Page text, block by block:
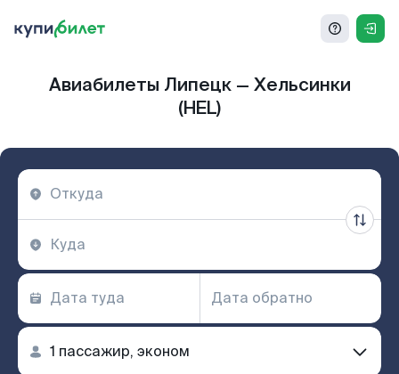
Авиабилеты Липецк — Хельсинки
(HEL)